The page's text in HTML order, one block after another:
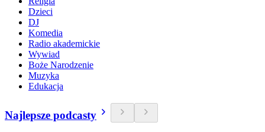
Dzieci
DJ
Komedia
Radio akademickie
Wywiad
Boże Narodzenie
Muzyka
Edukacja
Najlepsze podcasty